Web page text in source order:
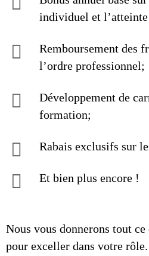
individuel et
Remboursement des
l’ordre professionnel;
Développement de
formation;
Rabais exclusifs sur
Et bien plus encore !
Nous vous donnerons tout
pour exceller dans votre